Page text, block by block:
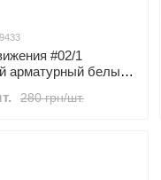
#02/1
арматурный белый
280 грн/шт.